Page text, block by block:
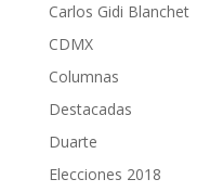
Carlos Gidi Blanchet
CDMX
Columnas
Destacadas
Duarte
Elecciones 2018